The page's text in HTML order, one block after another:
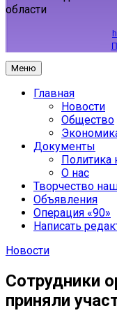
области
Меню
Главная
Новости
Общество
Документы
Политика
О нас
Творчество
Объявления
Операция «90»
Написать
Новости
Сотрудники
приняли